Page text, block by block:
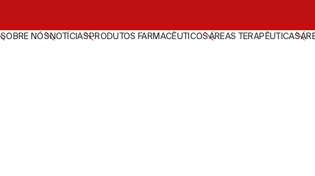
SOBRE NÓSNOTÍCIASPRODUTOS FARMACÊUTICOSÁREAS TERAPÊUTICAS